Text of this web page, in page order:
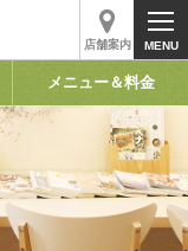
店舗案内
メニュー＆料金